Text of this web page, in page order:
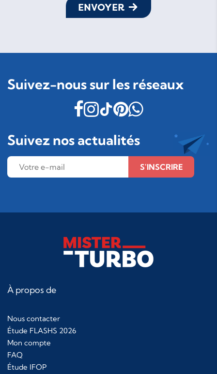
ENVOYER
Suivez-nous sur les réseaux
Suivez nos actualités
S'INSCRIRE
À propos de
Nous contacter
Étude FLASHS 2026
Mon compte
FAQ
Étude IFOP